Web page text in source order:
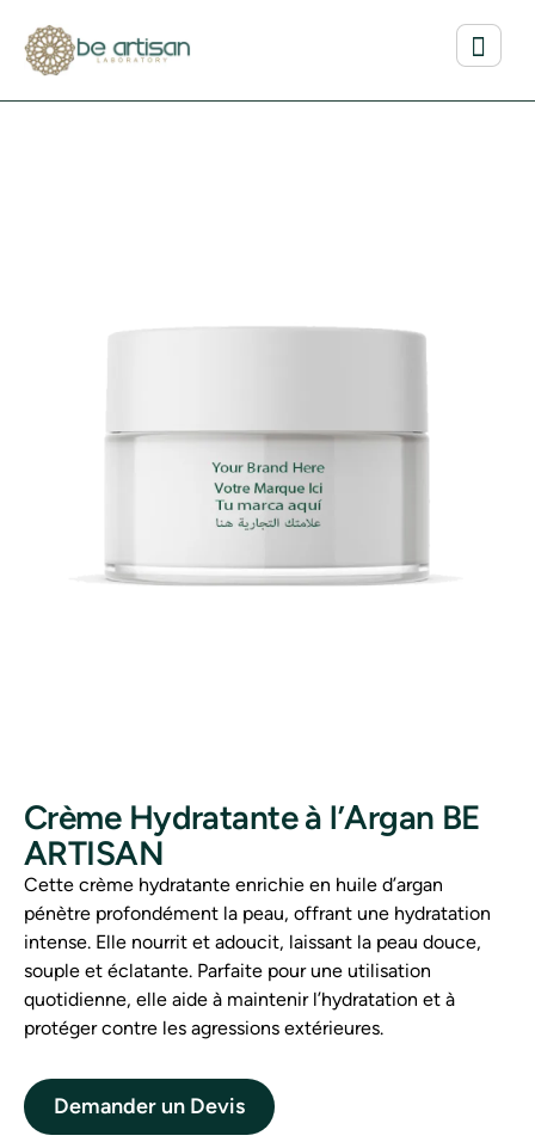
Crème Hydratante à l’Argan BE
ARTISAN
Cette crème hydratante enrichie en huile d’argan
pénètre profondément la peau, offrant une hydratation
intense. Elle nourrit et adoucit, laissant la peau douce,
souple et éclatante. Parfaite pour une utilisation
quotidienne, elle aide à maintenir l’hydratation et à
protéger contre les agressions extérieures.
Demander un Devis